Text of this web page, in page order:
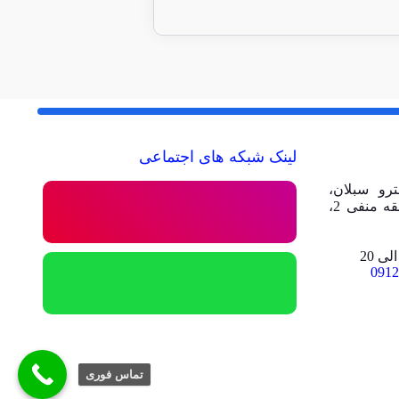
سبلان،
مجتمع تجاری تفریحی امیر، طبقه منفی 2،
لینک شبکه های اجتماعی
تماس فوری